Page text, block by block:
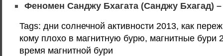
Феномен Санджу Бхагата (Санджу Бхагад)
Tags: дни солнечной активности 2013, как
кому плохо в магнитную бурю, магнитные бури
время магнитной бури